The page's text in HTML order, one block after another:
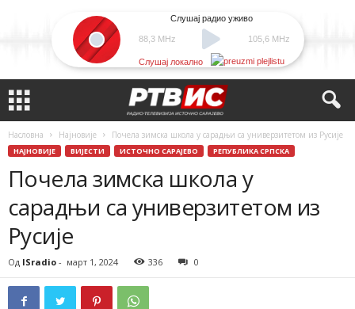
88,3 MHz
Слушај радио уживо
105,6 MHz
Слушај локално
Насловна Најновије Почела зимска школа у сарадњи са универзитетом из Русије
НАЈНОВИЈЕ ВИЈЕСТИ ИСТОЧНО САРАЈЕВО РЕПУБЛИКА СРПСКА
Почела зимска школа у
сарадњи са универзитетом из
Русије
Од ISradio - март 1, 2024 336 0